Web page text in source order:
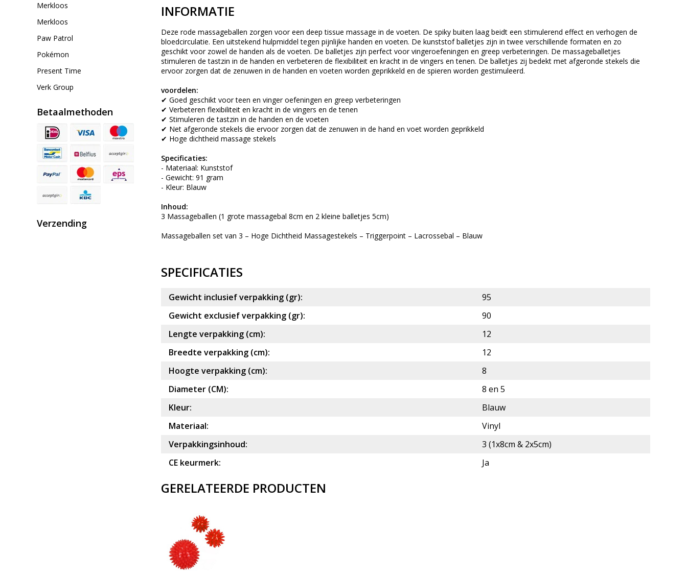
Merkloos
Merkloos
Paw Patrol
Pokémon
Present Time
Verk Group
Betaalmethoden
Verzending
INFORMATIE
Deze rode massageballen zorgen voor een deep tissue massage in de voeten. De spiky buiten laag beidt een stimulerend effect en verhogen de
bloedcirculatie. Een uitstekend hulpmiddel tegen pijnlijke handen en voeten. De kunststof balletjes zijn in twee verschillende formaten en zo
geschikt voor zowel de handen als de voeten. De balletjes zijn perfect voor vingeroefeningen en greep verbeteringen. De massageballetjes
stimuleren de tastzin in de handen en verbeteren de flexibiliteit en kracht in de vingers en tenen. De balletjes zij bedekt met afgeronde stekels die
ervoor zorgen dat de zenuwen in de handen en voeten worden geprikkeld en de spieren worden gestimuleerd.
voordelen:
✔ Goed geschikt voor teen en vinger oefeningen en greep verbeteringen
✔ Verbeteren flexibiliteit en kracht in de vingers en de tenen
✔ Stimuleren de tastzin in de handen en de voeten
✔ Net afgeronde stekels die ervoor zorgen dat de zenuwen in de hand en voet worden geprikkeld
✔ Hoge dichtheid massage stekels
Specificaties:
- Materiaal: Kunststof
- Gewicht: 91 gram
- Kleur: Blauw
Inhoud:
3 Massageballen (1 grote massagebal 8cm en 2 kleine balletjes 5cm)
Massageballen set van 3 – Hoge Dichtheid Massagestekels – Triggerpoint – Lacrossebal – Blauw
SPECIFICATIES
Gewicht inclusief verpakking (gr):
95
Gewicht exclusief verpakking (gr):
90
Lengte verpakking (cm):
12
Breedte verpakking (cm):
12
Hoogte verpakking (cm):
8
Diameter (CM):
8 en 5
Kleur:
Blauw
Materiaal:
Vinyl
Verpakkingsinhoud:
3 (1x8cm & 2x5cm)
CE keurmerk:
Ja
GERELATEERDE PRODUCTEN